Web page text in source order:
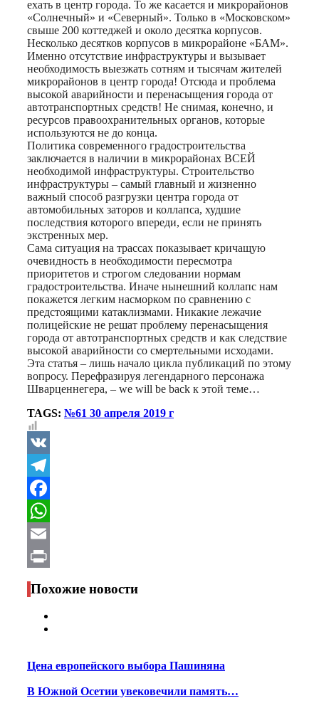
ехать в центр города. То же касается и микрорайонов
«Солнечный» и «Северный». Только в «Московском»
свыше 200 коттеджей и около десятка корпусов.
Несколько десятков корпусов в микрорайоне «БАМ».
Именно отсутствие инфраструктуры и вызывает
необходимость выезжать сотням и тысячам жителей
микрорайонов в центр города! Отсюда и проблема
высокой аварийности и перенасыщения города от
автотранспортных средств! Не снимая, конечно, и
ресурсов правоохранительных органов, которые
используются не до конца.
Политика современного градостроительства
заключается в наличии в микрорайонах ВСЕЙ
необходимой инфраструктуры. Строительство
инфраструктуры – самый главный и жизненно
важный способ разгрузки центра города от
автомобильных заторов и коллапса, худшие
последствия которого впереди, если не принять
экстренных мер.
Сама ситуация на трассах показывает кричащую
очевидность в необходимости пересмотра
приоритетов и строгом следовании нормам
градостроительства. Иначе нынешний коллапс нам
покажется легким насморком по сравнению с
предстоящими катаклизмами. Никакие лежачие
полицейские не решат проблему перенасыщения
города от автотранспортных средств и как следствие
высокой аварийности со смертельными исходами.
Эта статья – лишь начало цикла публикаций по этому
вопросу. Перефразируя легендарного персонажа
Шварценнегера, – we will be back к этой теме…
TAGS: №61 30 апреля 2019 г
VK
Telegram
Facebook
WhatsApp
Email
Print
Похожие новости
Цена европейского выбора Пашиняна
В Южной Осетии увековечили память…